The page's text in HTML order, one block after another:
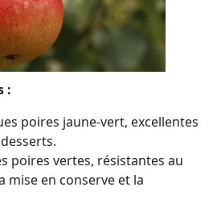
:
poires jaune-vert, excellentes
poires vertes, résistantes au
mise en conserve et la